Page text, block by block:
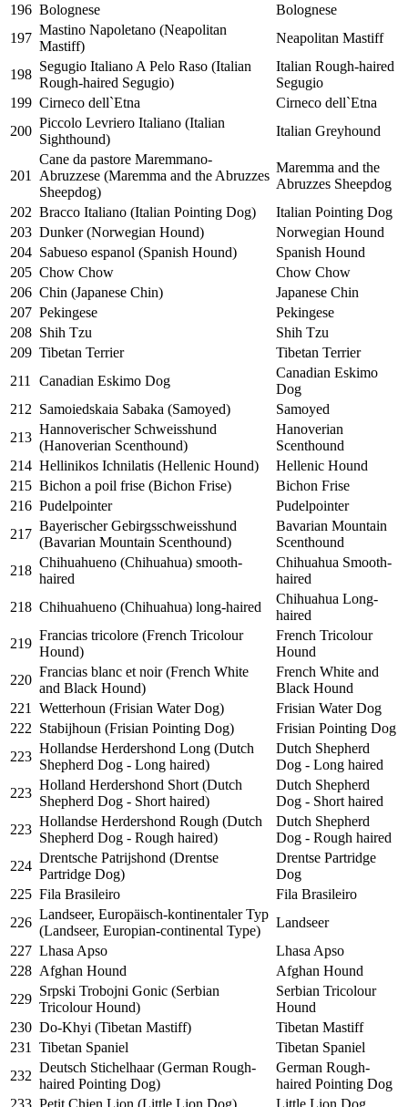
196 Bolognese
Bolognese
197
Mastino Napoletano (Neapolitan
Mastiff)
Neapolitan Mastiff
198
Segugio Italiano A Pelo Raso (Italian
Rough-haired Segugio)
Italian Rough-haired
Segugio
199 Cirneco dell`Etna
Cirneco dell`Etna
200
Piccolo Levriero Italiano (Italian
Sighthound)
Italian Greyhound
201
Cane da pastore Maremmano-
Abruzzese (Maremma and the Abruzzes
Sheepdog)
Maremma and the
Abruzzes Sheepdog
202 Bracco Italiano (Italian Pointing Dog)
Italian Pointing Dog
203 Dunker (Norwegian Hound)
Norwegian Hound
204 Sabueso espanol (Spanish Hound)
Spanish Hound
205 Chow Chow
Chow Chow
206 Chin (Japanese Chin)
Japanese Chin
207 Pekingese
Pekingese
208 Shih Tzu
Shih Tzu
209 Tibetan Terrier
Tibetan Terrier
211
Canadian Eskimo Dog
Canadian Eskimo
Dog
212 Samoiedskaia Sabaka (Samoyed)
Samoyed
213
Hannoverischer Schweisshund
(Hanoverian Scenthound)
Hanoverian
Scenthound
214 Hellinikos Ichnilatis (Hellenic Hound)
Hellenic Hound
215 Bichon a poil frise (Bichon Frise)
Bichon Frise
216 Pudelpointer
Pudelpointer
217
Bayerischer Gebirgsschweisshund
(Bavarian Mountain Scenthound)
Bavarian Mountain
Scenthound
218
Chihuahueno (Chihuahua) smooth-
haired
Chihuahua Smooth-
haired
218 Chihuahueno (Chihuahua) long-haired
Chihuahua Long-
haired
219
Francias tricolore (French Tricolour
Hound)
French Tricolour
Hound
220
Francias blanc et noir (French White
and Black Hound)
French White and
Black Hound
221
Wetterhoun (Frisian Water Dog)
Frisian Water Dog
222 Stabijhoun (Frisian Pointing Dog)
Frisian Pointing Dog
223
Hollandse Herdershond Long (Dutch
Shepherd Dog - Long haired)
Dutch Shepherd
Dog - Long haired
223
Holland Herdershond Short (Dutch
Shepherd Dog - Short haired)
Dutch Shepherd
Dog - Short haired
223
Hollandse Herdershond Rough (Dutch
Shepherd Dog - Rough haired)
Dutch Shepherd
Dog - Rough haired
224
Drentsche Patrijshond (Drentse
Partridge Dog)
Drentse Partridge
Dog
225 Fila Brasileiro
Fila Brasileiro
226
Landseer, Europäisch-kontinentaler Typ
(Landseer, Europian-continental Type)
Landseer
227 Lhasa Apso
Lhasa Apso
228 Afghan Hound
Afghan Hound
229
Srpski Trobojni Gonic (Serbian
Tricolour Hound)
Serbian Tricolour
Hound
230 Do-Khyi (Tibetan Mastiff)
Tibetan Mastiff
231
Tibetan Spaniel
Tibetan Spaniel
232
Deutsch Stichelhaar (German Rough-
haired Pointing Dog)
German Rough-
haired Pointing Dog
233 Petit Chien Lion (Little Lion Dog)
Little Lion Dog